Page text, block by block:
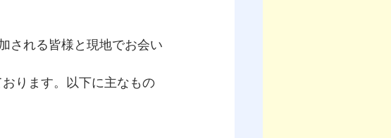
される皆様と現地でお会い
ります。以下に主なもの